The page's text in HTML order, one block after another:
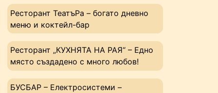
Ресторант ТеатъРа – богато дневно
меню и коктейл-бар
Ресторант „КУХНЯТА НА РАЯ“ – Едно
място създадено с много любов!
БУСБАР – Електросистеми –